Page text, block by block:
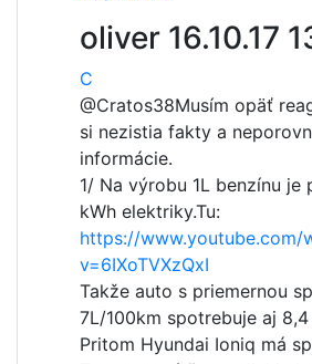
oliver 16.10.17
C
@Cratos38Musím opäť
si nezistia fakty a
informácie.
1/ Na výrobu 1L benzínu je
kWh elektriky.Tu:
https://www.youtube.com/
v=6IXoTVXzQxI
Takže auto s priemernou
7L/100km spotrebuje aj
Pritom Hyundai Ioniq má